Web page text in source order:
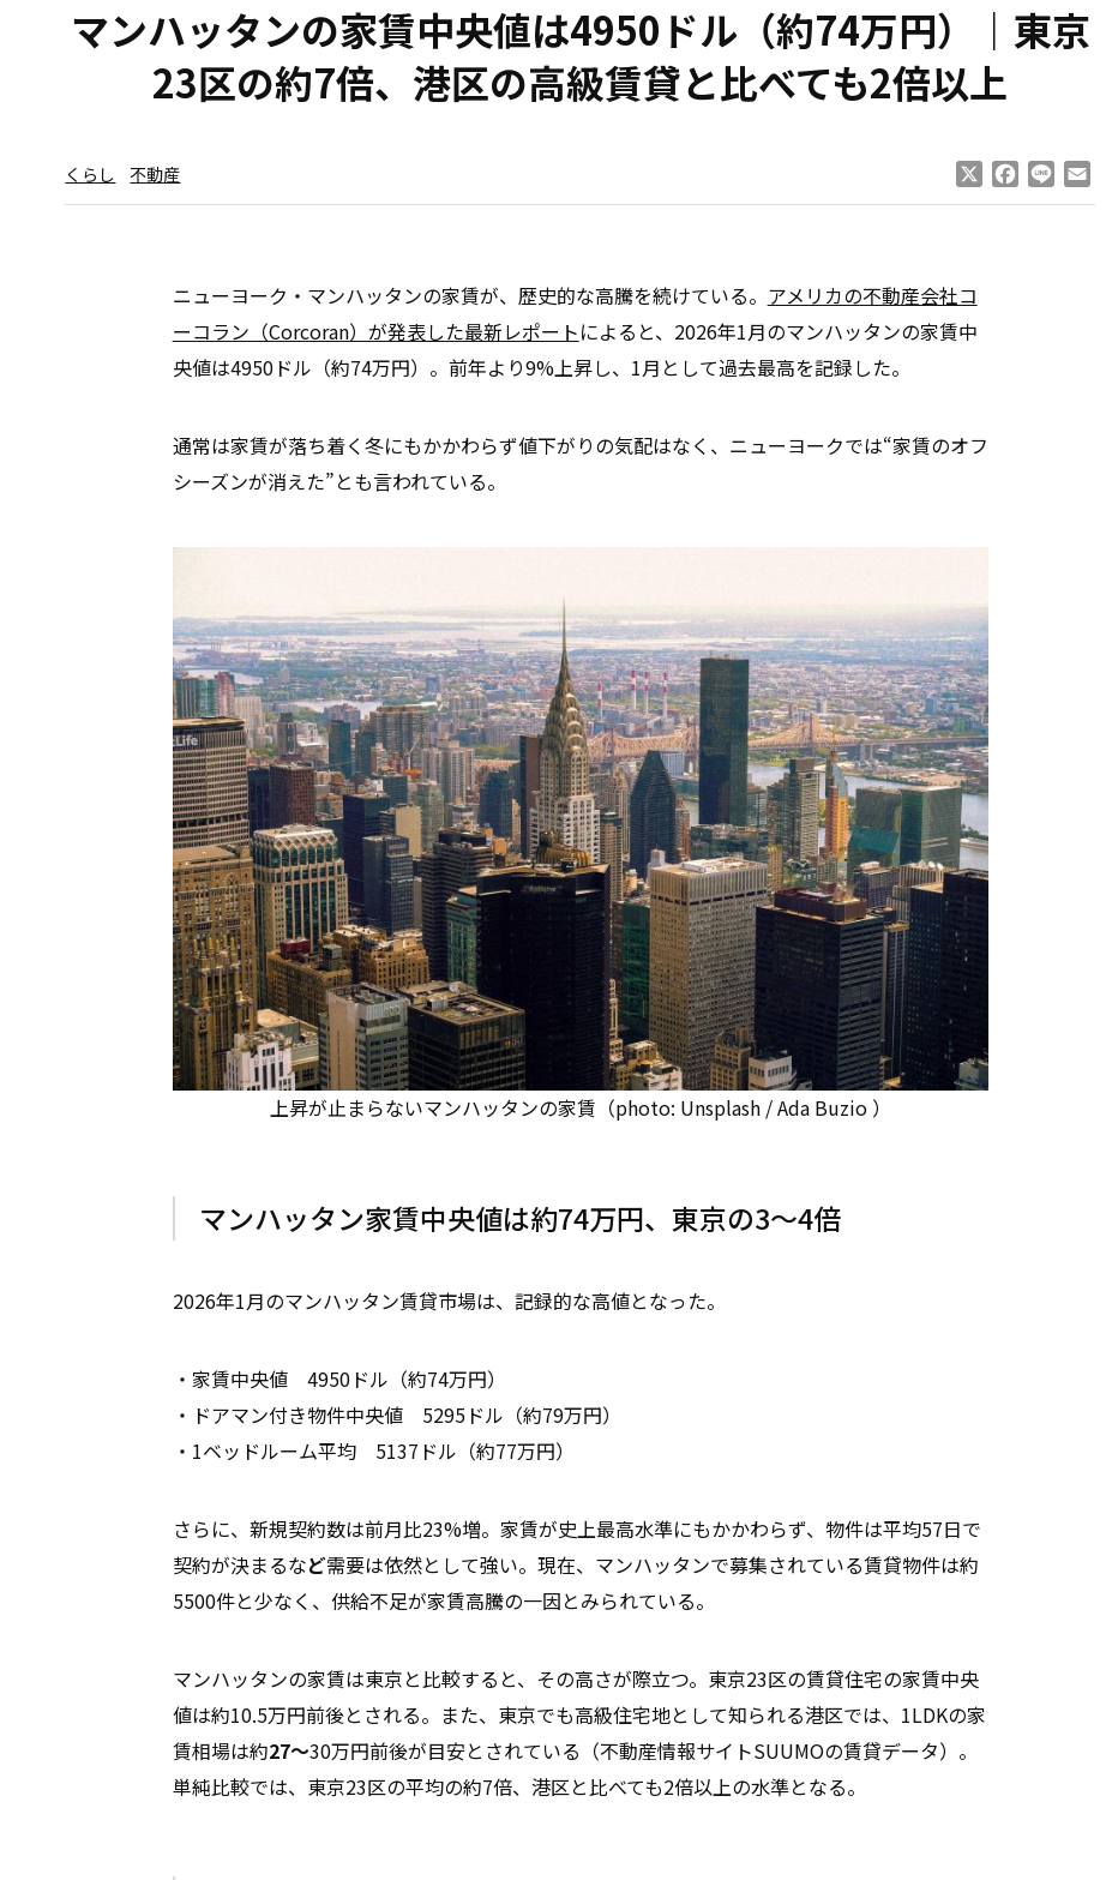
マンハッタンの家賃中央値は4950ドル（約74万円）｜東京
23区の約7倍、港区の高級賃貸と比べても2倍以上
くらし 不動産 Facebook
Line
ニューヨーク・マンハッタンの家賃が、歴史的な高騰を続けている。 アメリカの不動産会社コ
ーコラン（Corcoran）が発表した最新レポートによると、2026年1月のマンハッタンの家賃中
央値は4950ドル（約74万円）。前年より9%上昇し、1月として過去最高を記録した。
通常は家賃が落ち着く冬にもかかわらず値下がりの気配はなく、ニューヨークでは“家賃のオフ
シーズンが消えた”とも言われている。
上昇が止まらないマンハッタンの家賃（photo: Unsplash / Ada Buzio ）
マンハッタン家賃中央値は約74万円、東京の3～4倍
2026年1月のマンハッタン賃貸市場は、記録的な高値となった。
・家賃中央値 4950ドル（約74万円）
・ドアマン付き物件中央値 5295ドル（約79万円）
・1ベッドルーム平均 5137ドル（約77万円）
さらに、新規契約数は前月比23%増。家賃が史上最高水準にもかかわらず、物件は平均57日で
契約が決まるなど需要は依然として強い。現在、マンハッタンで募集されている賃貸物件は約
5500件と少なく、供給不足が家賃高騰の一因とみられている。
マンハッタンの家賃は東京と比較すると、その高さが際立つ。東京23区の賃貸住宅の家賃中央
値は約10.5万円前後とされる。また、東京でも高級住宅地として知られる港区では、1LDKの家
賃相場は約27〜30万円前後が目安とされている（不動産情報サイトSUUMOの賃貸データ）。
単純比較では、東京23区の平均の約7倍、港区と比べても2倍以上の水準となる。